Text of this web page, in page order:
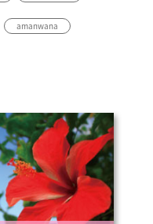
amanwana